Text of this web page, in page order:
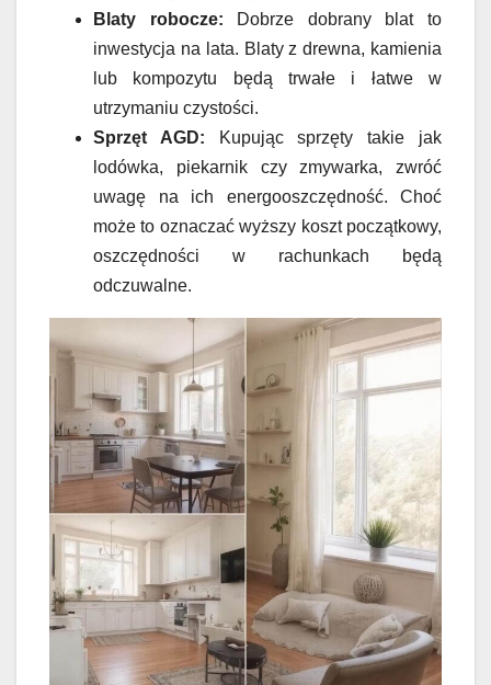
Blaty robocze: Dobrze dobrany blat to
inwestycja na lata. Blaty z drewna, kamienia
lub kompozytu będą trwałe i łatwe w
utrzymaniu czystości.
Sprzęt AGD: Kupując sprzęty takie jak
lodówka, piekarnik czy zmywarka, zwróć
uwagę na ich energooszczędność. Choć
może to oznaczać wyższy koszt początkowy,
oszczędności w rachunkach będą
odczuwalne.